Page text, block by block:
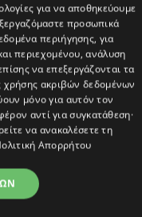
για να αποθηκεύουμε
προσωπικά
περιήγησης, για
περιεχομένου, ανάλυση
να επεξεργάζονται τα
χρήσης ακριβών δεδομένων
μόνο για αυτόν τον
αντί για συγκατάθεση·
να ανακαλέσετε τη
Απορρήτου